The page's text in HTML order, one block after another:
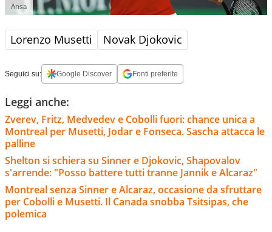
Ansa
Lorenzo Musetti Novak Djokovic
Seguici su: Google Discover Fonti preferite
Leggi anche:
Zverev, Fritz, Medvedev e Cobolli fuori: chance unica a
Montreal per Musetti, Jodar e Fonseca. Sascha attacca le
palline
Shelton si schiera su Sinner e Djokovic, Shapovalov
s'arrende: "Posso battere tutti tranne Jannik e Alcaraz"
Montreal senza Sinner e Alcaraz, occasione da sfruttare
per Cobolli e Musetti. Il Canada snobba Tsitsipas, che
polemica